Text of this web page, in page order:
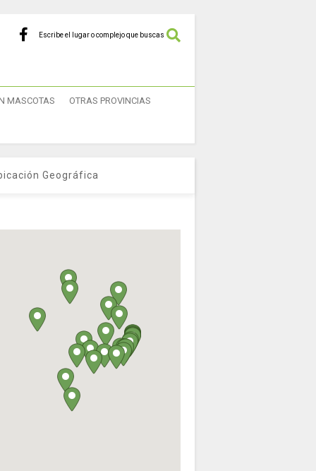
Escribe el lugar o complejo que buscas
MASCOTAS OTRAS PROVINCIAS
Geográfica